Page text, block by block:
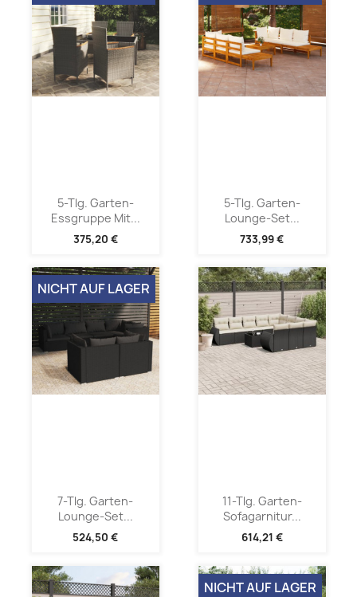
5-Tlg. Garten-
Essgruppe Mit...
375,20 €
5-Tlg. Garten-
Lounge-Set...
733,99 €
7-Tlg. Garten-
Lounge-Set...
524,50 €
NICHT AUF LAGER
11-Tlg. Garten-
Sofagarnitur...
614,21 €
NICHT AUF LAGER